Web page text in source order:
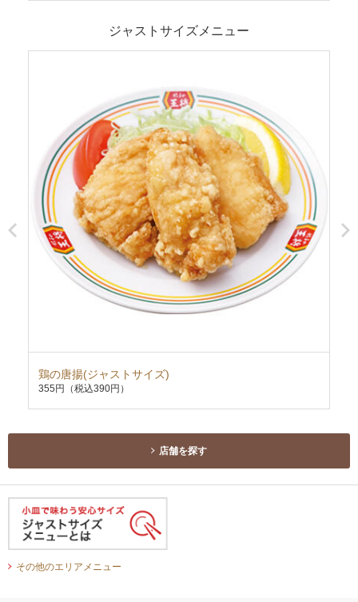
ジャストサイズメニュー
鶏の唐揚(ジャストサイズ)
355円 （税込390円）
店舗を探す
その他のエリアメニュー